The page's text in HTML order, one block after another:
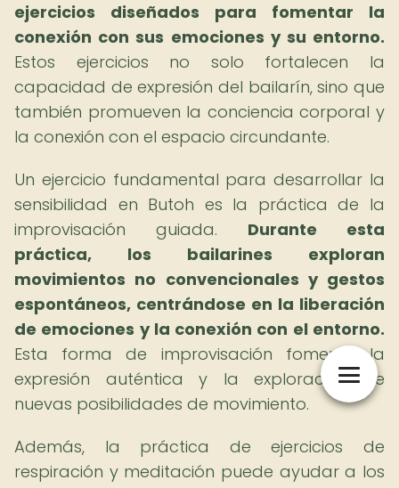
ejercicios diseñados para fomentar la
conexión con sus emociones y su entorno.
Estos ejercicios no solo fortalecen la
capacidad de expresión del bailarín, sino que
también promueven la conciencia corporal y
la conexión con el espacio circundante.
Un ejercicio fundamental para desarrollar la
sensibilidad en Butoh es la práctica de la
improvisación guiada. Durante esta
práctica, los bailarines exploran
movimientos no convencionales y gestos
espontáneos, centrándose en la liberación
de emociones y la conexión con el entorno.
Esta forma de improvisación fomenta la
expresión auténtica y la exploración de
nuevas posibilidades de movimiento.
Además, la práctica de ejercicios de
respiración y meditación puede ayudar a los